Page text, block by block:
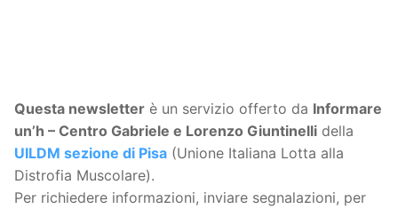
Questa newsletter è un servizio offerto da Informare
un’h – Centro Gabriele e Lorenzo Giuntinelli della
UILDM sezione di Pisa (Unione Italiana Lotta alla
Distrofia Muscolare).
Per richiedere informazioni, inviare segnalazioni, per